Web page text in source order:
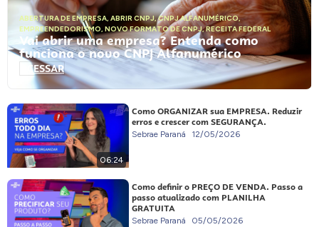
ABERTURA DE EMPRESA, ABRIR CNPJ,CNPJ ALFANUMÉRICO,
EMPREENDEDORISMO, NOVO FORMATO DE CNPJ,RECEITA FEDERAL
Vai abrir uma empresa? Entenda como
funciona o novo CNPJ Alfanumérico
ACESSAR
06:24
Como ORGANIZAR sua EMPRESA. Reduzir
erros e crescer com SEGURANÇA.
Sebrae Paraná 12/05/2026
Como definir o PREÇO DE VENDA. Passo a
passo atualizado com PLANILHA
GRATUITA
Sebrae Paraná 05/05/2026